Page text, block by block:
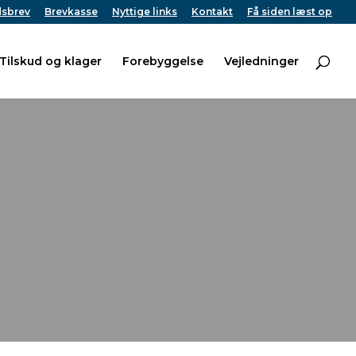
Brevkasse Nyttige links Kontakt Få siden læst op
Tilskud og klager Forebyggelse Vejledninger